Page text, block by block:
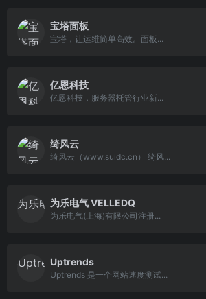
宝塔面板
宝塔，让运维简单高效。面板...
亿恩科技
亿恩科技，服务器托管行业新...
绮风云
绮风云（www.suidc.cn） 绮风...
为乐电气 VELLEDQ
为乐电气(上海)有限公司注册...
Uptrends
Uptrends 是一个网站速度测试...